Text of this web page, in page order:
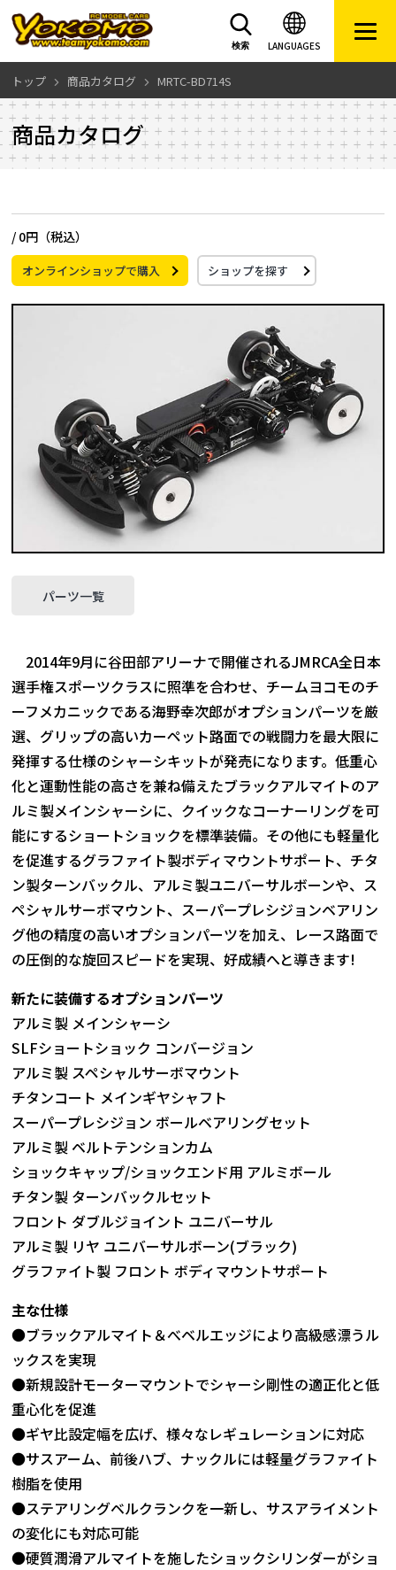
LANGUAGES
検索
トップ 商品カタログ MRTC-BD714S
商品カタログ
/ 0円（税込）
オンラインショップで購入 ショップを探す
パーツ一覧
2014年9月に谷田部アリーナで開催されるJMRCA全日本
選手権スポーツクラスに照準を合わせ、チームヨコモのチ
ーフメカニックである海野幸次郎がオプションパーツを厳
選、グリップの高いカーペット路面での戦闘力を最大限に
発揮する仕様のシャーシキットが発売になります。低重心
化と運動性能の高さを兼ね備えたブラックアルマイトのア
ルミ製メインシャーシに、クイックなコーナーリングを可
能にするショートショックを標準装備。その他にも軽量化
を促進するグラファイト製ボディマウントサポート、チタ
ン製ターンバックル、アルミ製ユニバーサルボーンや、ス
ペシャルサーボマウント、スーパープレシジョンベアリン
グ他の精度の高いオプションパーツを加え、レース路面で
の圧倒的な旋回スピードを実現、好成績へと導きます!
新たに装備するオプションパーツ
アルミ製 メインシャーシ
SLFショートショック コンバージョン
アルミ製 スペシャルサーボマウント
チタンコート メインギヤシャフト
スーパープレシジョン ボールベアリングセット
アルミ製 ベルトテンションカム
ショックキャップ/ショックエンド用 アルミボール
チタン製 ターンバックルセット
フロント ダブルジョイント ユニバーサル
アルミ製 リヤ ユニバーサルボーン(ブラック)
グラファイト製 フロント ボディマウントサポート
主な仕様
●ブラックアルマイト＆べベルエッジにより高級感漂うル
ックスを実現
●新規設計モーターマウントでシャーシ剛性の適正化と低
重心化を促進
●ギヤ比設定幅を広げ、様々なレギュレーションに対応
●サスアーム、前後ハブ、ナックルには軽量グラファイト
樹脂を使用
●ステアリングベルクランクを一新し、サスアライメント
の変化にも対応可能
●硬質潤滑アルマイトを施したショックシリンダーがショ